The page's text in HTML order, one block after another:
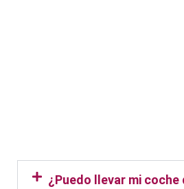
¿Puedo llevar mi